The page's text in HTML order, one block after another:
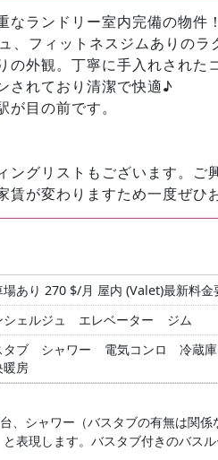
なランドリー室内完備の物件
、フィットネスジムありのラ
外観。丁寧に手入れされた
されており清潔で快適♪
目の前です。
グリストもございます。ご
賃が変わりますため一度ぜひ
場あり 270 $/月 屋内 (Valet)最新料金
シェルジュ エレベーター ジム
タブ シャワー 電気コンロ
冷蔵庫
暖房
、シャワー（バスタブの有無は関
表現します。バスタブ付きのバス